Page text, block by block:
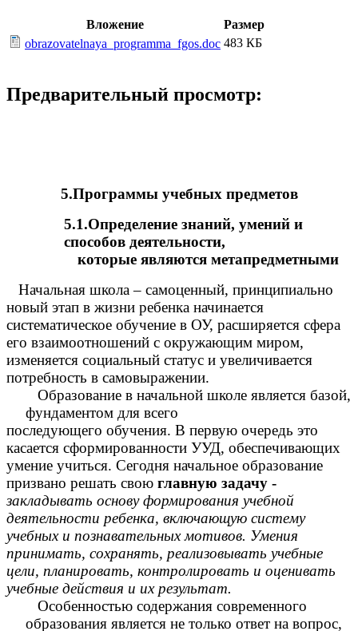
Вложение
Размер
obrazovatelnaya_programma_fgos.doc 483 КБ
Предварительный просмотр:
5.Программы учебных предметов
5.1.Определение знаний, умений и
способов деятельности,
которые являются метапредметными
Начальная школа – самоценный, принципиально
новый этап в жизни ребенка начинается
систематическое обучение в ОУ, расширяется сфера
его взаимоотношений с окружающим миром,
изменяется социальный статус и увеличивается
потребность в самовыражении.
Образование в начальной школе является базой,
фундаментом для всего
последующего обучения. В первую очередь это
касается сформированности УУД, обеспечивающих
умение учиться. Сегодня начальное образование
призвано решать свою главную задачу -
закладывать основу формирования учебной
деятельности ребенка, включающую систему
учебных и познавательных мотивов. Умения
принимать, сохранять, реализовывать учебные
цели, планировать, контролировать и оценивать
учебные действия и их результат.
Особенностью содержания современного
образования является не только ответ на вопрос,